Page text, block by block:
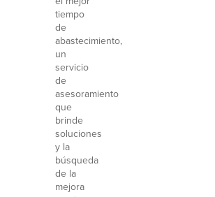
tiempo
de
abastecimiento,
un
servicio
de
asesoramiento
que
brinde
soluciones
y la
búsqueda
de la
mejora